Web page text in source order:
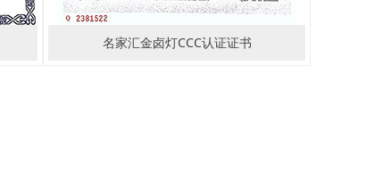
名家汇金卤灯CCC认证证书